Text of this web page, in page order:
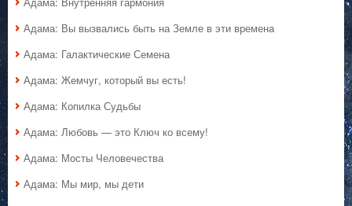
Адама: Вы вызвались быть на Земле в эти времена
Адама: Галактические Семена
Адама: Жемчуг, который вы есть!
Адама: Копилка Судьбы
Адама: Любовь — это Ключ ко всему!
Адама: Мосты Человечества
Адама: Мы мир, мы дети